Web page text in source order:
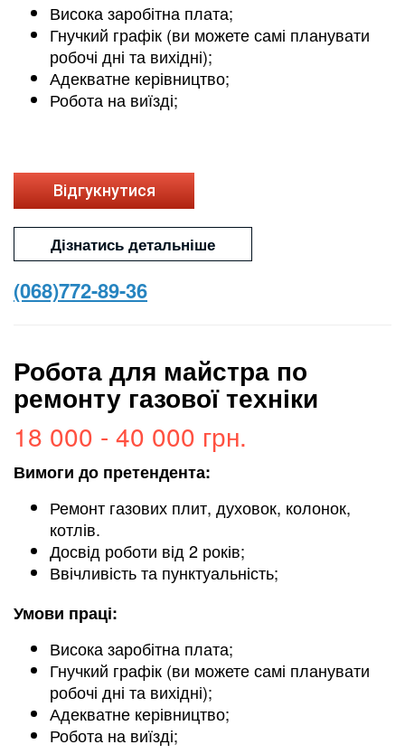
Висока заробітна плата;
Гнучкий графік (ви можете самі планувати
робочі дні та вихідні);
Адекватне керівництво;
Робота на виїзді;
Відгукнутися
Дізнатись детальніше
(068)772-89-36
Робота для майстра по
ремонту газової техніки
18 000 - 40 000 грн.
Вимоги до претендента:
Ремонт газових плит, духовок, колонок,
котлів.
Досвід роботи від 2 років;
Ввічливість та пунктуальність;
Умови праці:
Висока заробітна плата;
Гнучкий графік (ви можете самі планувати
робочі дні та вихідні);
Адекватне керівництво;
Робота на виїзді;